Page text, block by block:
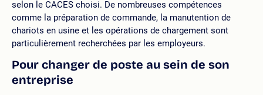
selon le CACES choisi. De nombreuses compétences
comme la préparation de commande, la manutention de
chariots en usine et les opérations de chargement sont
particulièrement recherchées par les employeurs.
Pour changer de poste au sein de son
entreprise